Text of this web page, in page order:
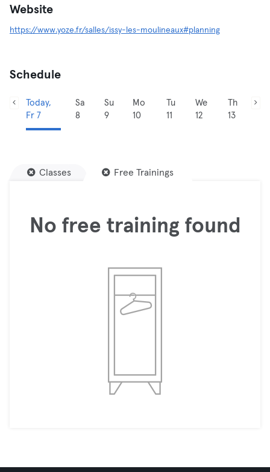
Website
https://www.yoze.fr/salles/issy-les-moulineaux#planning
Schedule
Today,
Fr 7
Sa
8
Su
9
Mo
10
Tu
11
We
12
Th
13
Classes Free Trainings
No free training found